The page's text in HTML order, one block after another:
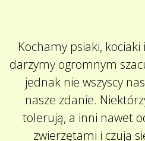
Kochamy psiaki,
darzymy ogromnym
jednak nie wszyscy
nasze zdanie.
tolerują, a inni nawet
zwierzętami i czują